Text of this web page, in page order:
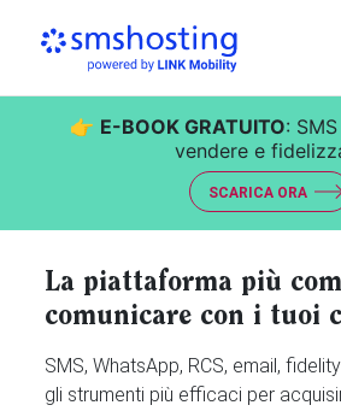
👉 E-BOOK GRATUITO:
vendere e
SCARICA ORA
La piattaforma più
comunicare con i tuoi
SMS, WhatsApp, RCS, email,
gli strumenti più efficaci per